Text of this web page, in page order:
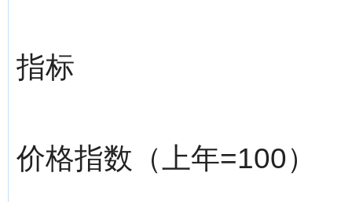
指标
价格指数（上年=100）